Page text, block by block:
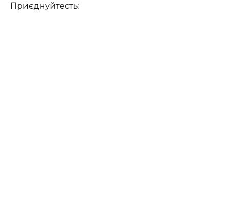
Приєднуйтесть: